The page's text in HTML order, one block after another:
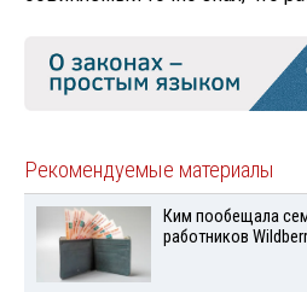
Рекомендуемые материалы
Ким пообещала
работников